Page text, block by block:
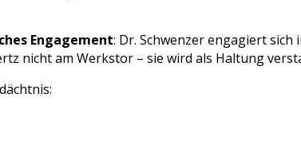
Engagement: Dr. Schwenzer engagiert sich
nicht am Werkstor – sie wird als Haltung